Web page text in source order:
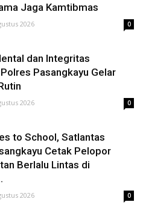
Jaga Kamtibmas
2026 0
dan Integritas
Pasangkayu Gelar
2026 0
to School, Satlantas
Cetak Pelopor
Berlalu Lintas di
2026 0